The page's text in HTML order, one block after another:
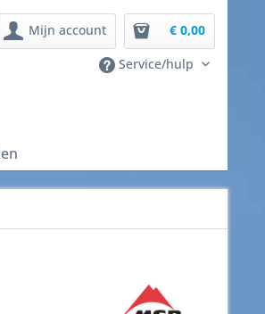
Mijn account
€ 0,00
Service/hulp